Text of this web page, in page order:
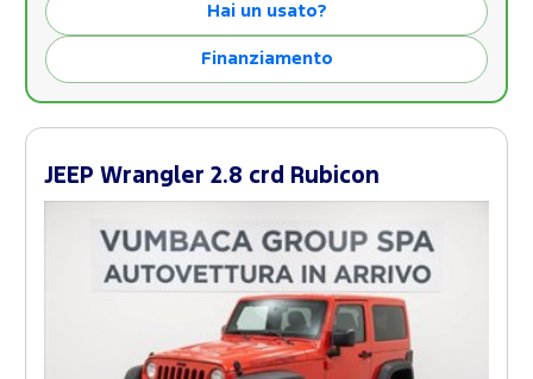
Hai un usato?
Finanziamento
JEEP Wrangler 2.8 crd Rubicon